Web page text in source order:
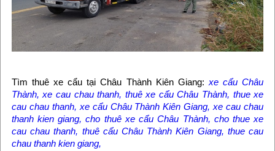
Tìm thuê xe cẩu tại Châu Thành Kiên Giang: xe cẩu Châu
Thành,xe cau chau thanh, thuê xe cẩu Châu Thành, thue xe
cau chau thanh, xe cẩu Châu Thành Kiên Giang,xe cau chau
thanh kien giang,cho thuê xe cẩu Châu Thành, cho thue xe
cau chau thanh, thuê cẩu Châu Thành Kiên Giang, thue cau
chau thanh kien giang,